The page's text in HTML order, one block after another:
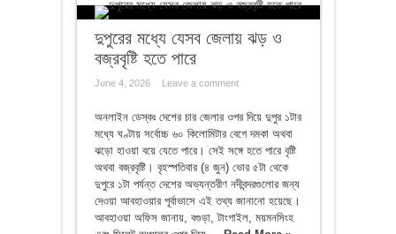
দুপুরের মধ্যে যেসব জেলায় ঝড় ও
বজ্রবৃষ্টি হতে পারে
June 4, 2026 Leave a comment
অনলাইন ডেস্কঃ দেশের চার জেলার ওপর দিয়ে দুপুর ১টার
মধ্যে ঘণ্টায় সর্বোচ্চ ৬০ কিলোমিটার বেগে দমকা অথবা
ঝড়ো হাওয়া বয়ে যেতে পারে। সেই সঙ্গে হতে পারে বৃষ্টি
অথবা বজ্রবৃষ্টি। বৃহস্পতিবার (৪ জুন) ভোর ৫টা থেকে
দুপুরে ১টা পর্যন্ত দেশের অভ্যন্তরীণ নদীবন্দরগুলোর জন্য
দেওয়া আবহাওয়ার পূর্বাভাসে এই তথ্য জানানো হয়েছে।
আবহাওয়া অফিস জানায়, বগুড়া, টাংগাইল, ময়মনসিংহ